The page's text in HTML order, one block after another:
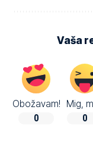
Vaša
Obožavam!
0
Mig,
0